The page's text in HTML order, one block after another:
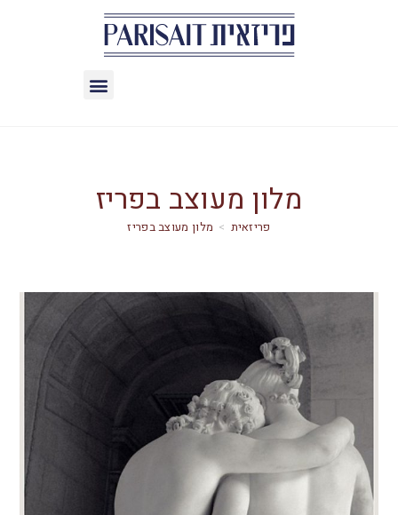
מלון מעוצב בפריז
> מלון מעוצב בפריז